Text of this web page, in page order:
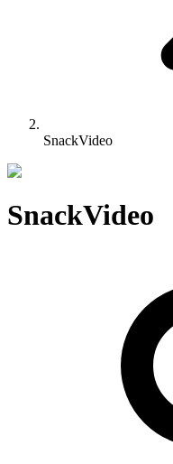
SnackVideo
SnackVideo